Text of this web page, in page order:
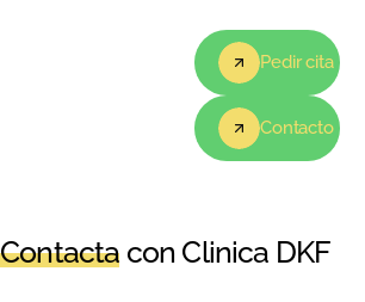
Pedir cita
Contacto
Contacta con Clinica DKF